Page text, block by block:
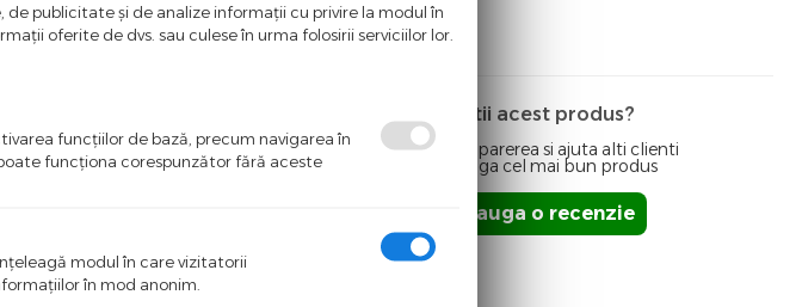
produs!
Detii acest produs?
Spune-ti parerea si ajuta alti clienti
sa aleaga cel mai bun produs
Adauga o recenzie
publicitate și de analize informații cu privire la modul în
oferite de dvs. sau culese în urma folosirii serviciilor lor.
funcţiilor de bază, precum navigarea în
funcţiona corespunzător fără aceste
modul în care vizitatorii
în mod anonim.